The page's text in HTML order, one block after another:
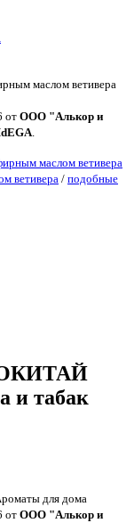
маслом ветивера
от ООО "Алькор и
маслом ветивера
ветивера / подобные
и табак
для дома
от ООО "Алькор и